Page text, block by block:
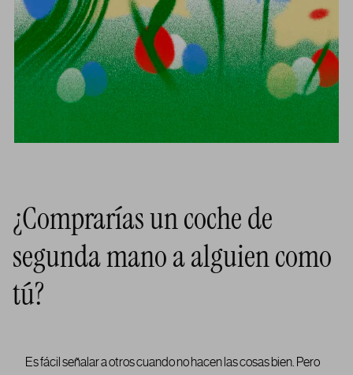
¿Comprarías un coche de
segunda mano a alguien como
tú?
Es fácil señalar a otros cuando no hacen las cosas bien. Pero